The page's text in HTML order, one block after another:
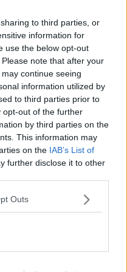
to third parties, or
information for
use the below opt-out
note that after your
continue seeing
information utilized by
to third parties prior to
opt-out of the further
by third parties on the
This information may
on the IAB’s List of
further disclose it to other
Outs
all’organizzazione della
Dal 18 luglio al 3
che spaziano dalla
al teatro, alla stand up. Il
breve, ma intanto vi
sul palco ci saranno Paolo
culturali che si
da luglio,il cui obiettivo
uscire il pubblico con tante
aver preso parte
di eventi. La collaborazione
per la nostra città: il